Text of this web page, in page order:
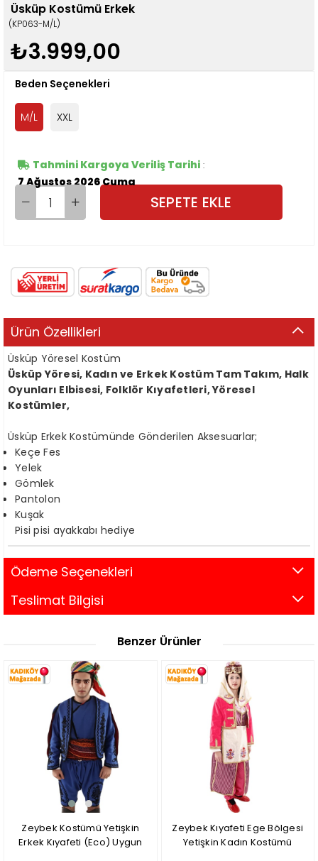
Üsküp Kostümü Erkek
(KP063-M/L)
₺3.999,00
Beden Seçenekleri
M/L XXL
Tahmini Kargoya Veriliş Tarihi :
7 Ağustos 2026 Cuma
Ürün Özellikleri
Üsküp Yöresel Kostüm
Üsküp Yöresi, Kadın ve Erkek Kostüm Tam Takım, Halk
Oyunları Elbisesi, Folklör Kıyafetleri, Yöresel
Kostümler,
Üsküp Erkek Kostümünde Gönderilen Aksesuarlar;
Keçe Fes
Yelek
Gömlek
Pantolon
Kuşak
Pisi pisi ayakkabı hediye
Ödeme Seçenekleri
Teslimat Bilgisi
Benzer Ürünler
Zeybek Kostümü Yetişkin
Erkek Kıyafeti (Eco) Uygun
Zeybek Kıyafeti Ege Bölgesi
Yetişkin Kadın Kostümü